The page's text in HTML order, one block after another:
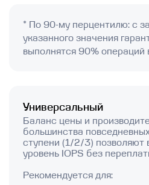
* По 90-му перцентилю: с
указанного значения
выполнятся 90% операций
Универсальный
Баланс цены и
большинства
ступени (1/2/3) позволяют
уровень IOPS без
Рекомендуется для: